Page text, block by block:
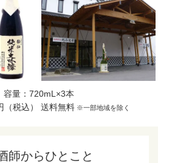
容量：720mL×3本
（税込） 送料無料※一部地域を除く
師からひとこと